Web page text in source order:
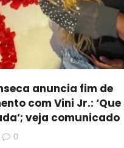
anuncia fim de
com Vini Jr.: ‘Que
veja comunicado
0